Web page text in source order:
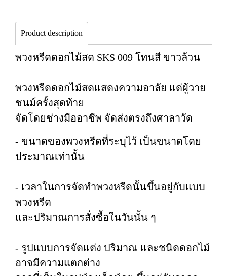
Product description
พวงหรีดดอกไม้สด SKS 009 โทนสี ขาวล้วน
พวงหรีดดอกไม้สดแสดงความอาลัย แด่ผู้วาย
ชนม์ครั้งสุดท้าย
จัดโดยช่างมืออาชีพ จัดส่งตรงถึงศาลาวัด
- ขนาดของพวงหรีดที่ระบุไว้ เป็นขนาดโดย
ประมาณเท่านั้น
- เวลาในการจัดทำพวงหรีดนั้นขึ้นอยู่กับแบบ
พวงหรีด
และปริมาณการสั่งซื้อในวันนั้น ๆ
- รูปแบบการจัดแต่ง ปริมาณ และชนิดดอกไม้
อาจมีความแตกต่าง